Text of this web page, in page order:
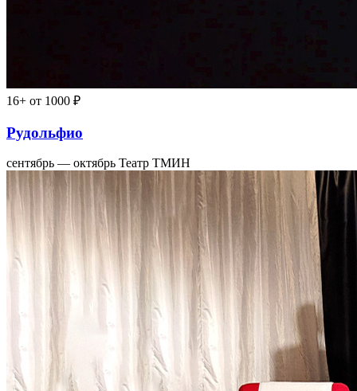
16+ от 1000 ₽
Рудольфио
сентябрь — октябрь Театр ТМИН